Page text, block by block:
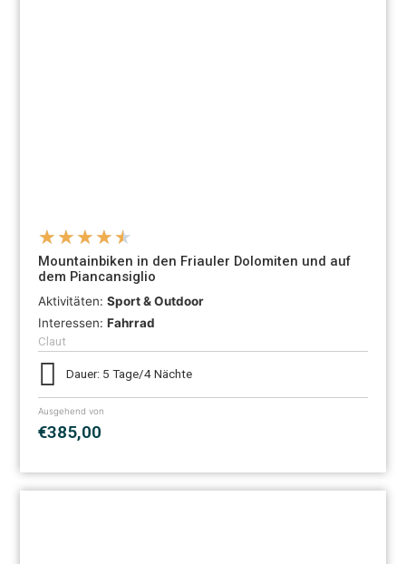
★★★★★
Mountainbiken in den Friauler Dolomiten und auf
dem Piancansiglio
Aktivitäten:Sport & Outdoor
Interessen:Fahrrad
Claut
Dauer: 5 Tage/4 Nächte
Ausgehend von
€385,00